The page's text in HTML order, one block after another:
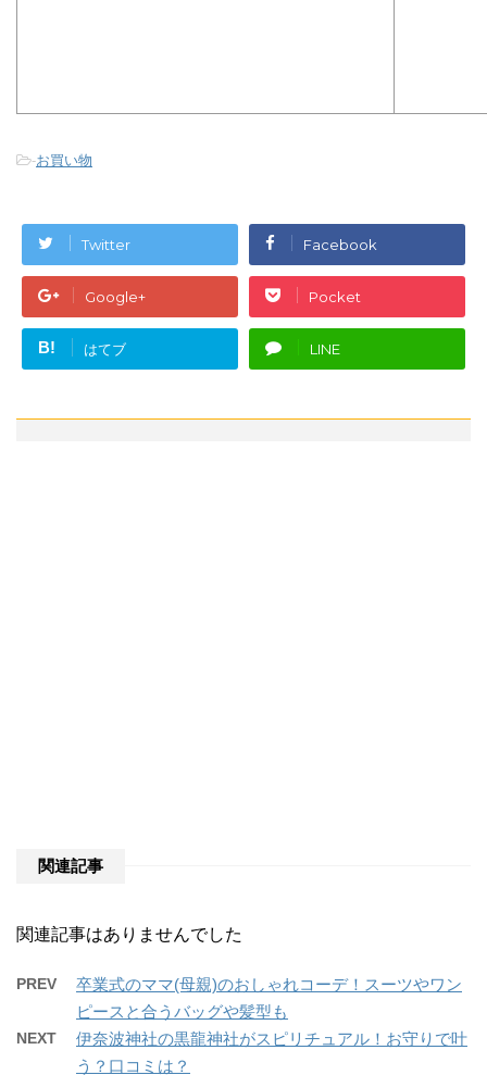
-お買い物
Twitter Facebook
Google+ Pocket
B! はてブ LINE
関連記事
関連記事はありませんでした
PREV
卒業式のママ(母親)のおしゃれコーデ！スーツやワン
ピースと合うバッグや髪型も
NEXT
伊奈波神社の黒龍神社がスピリチュアル！お守りで叶
う？口コミは？